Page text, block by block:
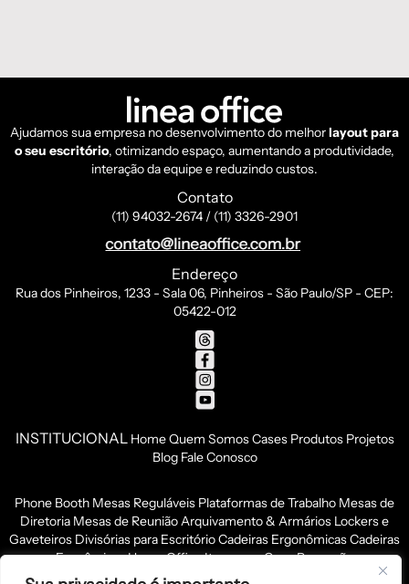
Ajudamos sua empresa no desenvolvimento do melhorlayout para
o seu escritório, otimizando espaço, aumentando a produtividade,
interação da equipe e reduzindo custos.
Contato
(11) 94032-2674 / (11) 3326-2901
Endereço
Rua dos Pinheiros, 1233 - Sala 06, Pinheiros - São Paulo/SP - CEP:
05422-012
INSTITUCIONAL HomeQuem SomosCases Produtos Projetos
Blog Fale Conosco
Phone Booth Mesas Reguláveis Plataformas de Trabalho Mesas de
Diretoria Mesas de ReuniãoArquivamento & Armários Lockers e
Gaveteiros Divisórias para EscritórioCadeiras ErgonômicasCadeiras
EconômicasHome OfficeItens para CopaRecepção